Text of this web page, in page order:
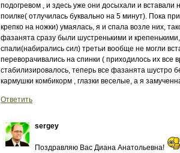
подогревом , и здесь уже они досыхали и вставали
поилке( отлучилась буквально на 5 минут). Пока
крепко на ножки) умаялась, я и спала возле них,
фазанята сразу были шустренькими и
спали(набирались сил) третьи вообще не могли
переворачивались на спинки ( приходилось их все
стабилизировалось, теперь все фазанята шустро
кармушки комбикорм , глазки веселые, а я
Ответить
sergey
Поздравляю Вас Диана Анатольевна!